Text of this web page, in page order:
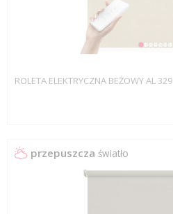
ROLETA ELEKTRYCZNA BEŻOWY AL 329
przepuszcza światło